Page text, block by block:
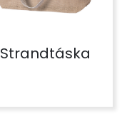
Strandtáska